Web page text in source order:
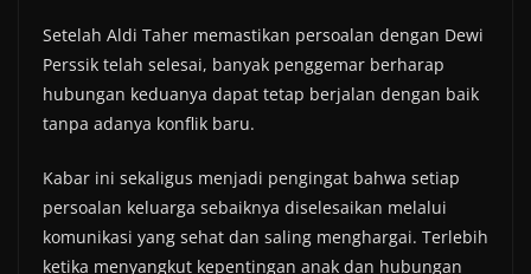
Setelah Aldi Taher memastikan persoalan dengan Dewi
Perssik telah selesai, banyak penggemar berharap
hubungan keduanya dapat tetap berjalan dengan baik
tanpa adanya konflik baru.
Kabar ini sekaligus menjadi pengingat bahwa setiap
persoalan keluarga sebaiknya diselesaikan melalui
komunikasi yang sehat dan saling menghargai. Terlebih
ketika menyangkut kepentingan anak dan hubungan